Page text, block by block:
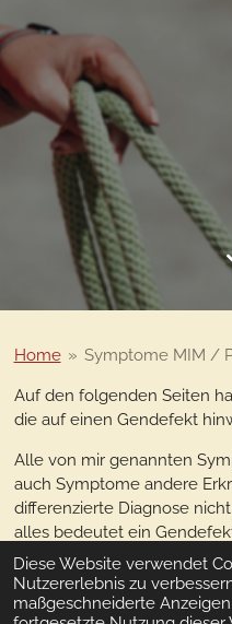
Diese Website verwendet
Nutzererlebnis zu
maßgeschneiderte
Home » Symptome MIM /
Auf den folgenden Seiten
die auf einen Gendefekt
Alle von mir genannten
auch Symptome andere
differenzierte Diagnose
alles bedeutet ein
Auf jeden Fall soll und muss
Krankheitsbilder in Betracht